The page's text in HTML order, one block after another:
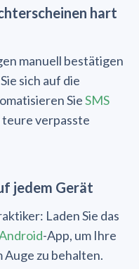
hart
manuell bestätigen
sich auf die
SieSMS
teure verpasste
jedem Gerät
Laden Sie das
-App, um Ihre
Auge zu behalten.